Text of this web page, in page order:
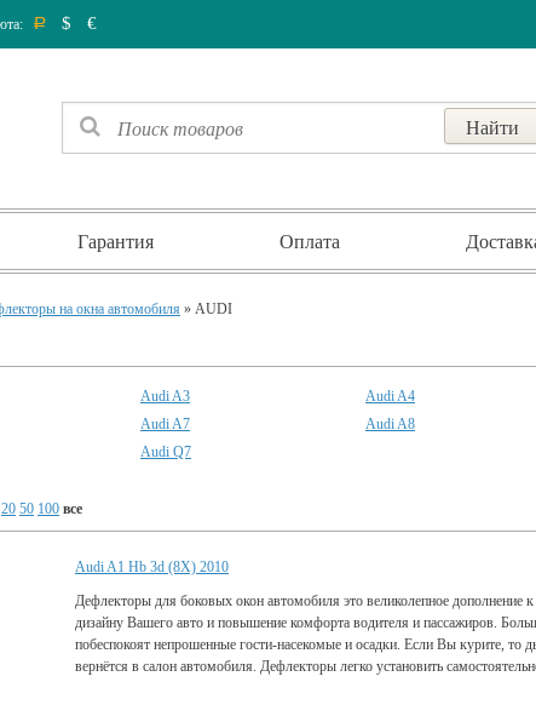
Р $ €
Гарантия Оплата
на окна автомобиля » AUDI
Audi A3 Audi A4
Audi A7 Audi A8
Audi Q7
20 50 100 все
Audi A1 Hb 3d (8X) 2010
Дефлекторы для боковых окон автомобиля это великолепное дополнение к
дизайну Вашего авто и повышение комфорта водителя и пассажиров.
побеспокоят непрошенные гости-насекомые и осадки. Если Вы курите, то
вернётся в салон автомобиля. Дефлекторы легко установить